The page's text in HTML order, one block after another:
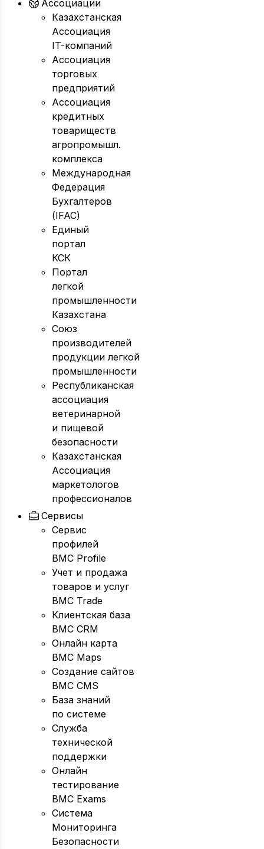
Ассоциации
Казахстанская
Ассоциация
IT-компаний
Ассоциация
торговых
предприятий
Ассоциация
кредитных
товариществ
агропромышл.
комплекса
Международная
Федерация
Бухгалтеров
(IFAC)
Единый
портал
КСК
Портал
легкой
промышленности
Казахстана
Союз
производителей
продукции легкой
промышленности
Республиканская
ассоциация
ветеринарной
и пищевой
безопасности
Казахстанская
Ассоциация
маркетологов
профессионалов
Сервисы
Сервис
профилей
BMC Profile
Учет и продажа
товаров и услуг
BMC Trade
Клиентская база
BMC CRM
Онлайн карта
BMC Maps
Создание сайтов
BMC CMS
База знаний
по системе
Служба
технической
поддержки
Онлайн
тестирование
BMC Exams
Система
Мониторинга
Безопасности